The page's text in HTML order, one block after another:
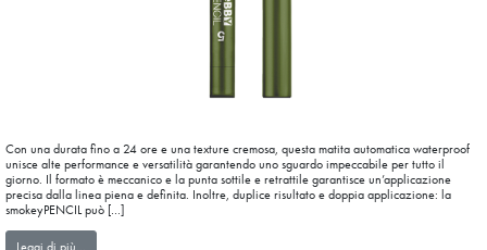
Con una durata fino a 24 ore e una texture cremosa, questa matita automatica waterproof
unisce alte performance e versatilità garantendo uno sguardo impeccabile per tutto il
giorno. Il formato è meccanico e la punta sottile e retrattile garantisce un’applicazione
precisa dalla linea piena e definita. Inoltre, duplice risultato e doppia applicazione: la
smokeyPENCIL può […]
Leggi di più…